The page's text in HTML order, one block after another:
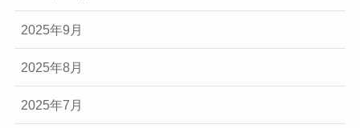
2025年9月
2025年8月
2025年7月